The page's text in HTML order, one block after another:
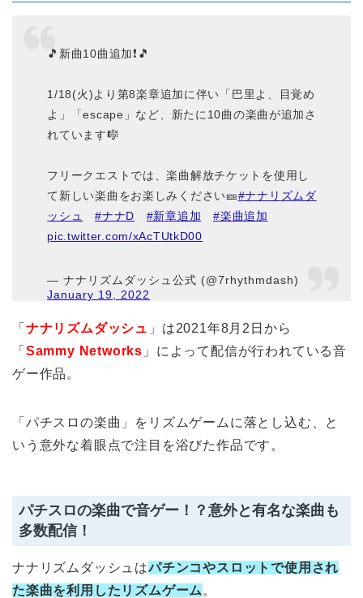
🎵新曲10曲追加❗🎵
1/18(火)より第8楽章追加に伴い「巴里よ、目覚め
よ」「escape」など、新たに10曲の楽曲が追加さ
れています🎼
フリークエストでは、楽曲解放チケットを使用し
て新しい楽曲をお楽しみください🎫#ナナリズムダ
ッシュ
#ナナD #新章追加
#楽曲追加
pic.twitter.com/xAcTUtkD00
— ナナリズムダッシュ公式 (@7rhythmdash)
January 19, 2022
「 ナナリズムダッシュ 」は2021年8月2日から
「 Sammy Networks 」によって配信が行われている音
ゲー作品。
「パチスロの楽曲」をリズムゲームに落とし込む、と
いう意外な着眼点で注目を浴びた作品です。
パチスロの楽曲で音ゲー！？意外と有名な楽曲も
多数配信！
ナナリズムダッシュはパチンコやスロットで使用され
た楽曲を利用したリズムゲーム 。